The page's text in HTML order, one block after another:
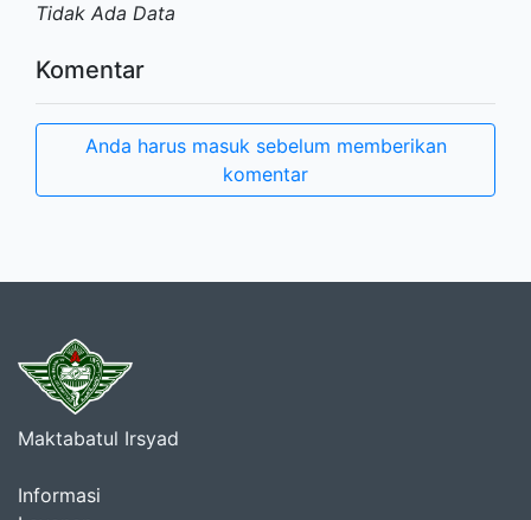
Tidak Ada Data
Komentar
Anda harus masuk sebelum memberikan
komentar
Maktabatul Irsyad
Informasi